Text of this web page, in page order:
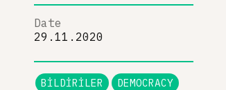
Date
29.11.2020
BILDIRILER DEMOCRACY